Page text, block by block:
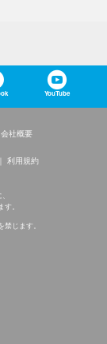
YouTube
会社概要
利用規約
。
じます。